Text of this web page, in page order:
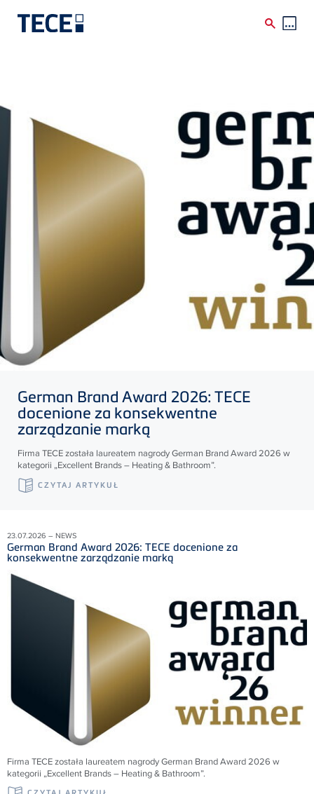
German Brand Award 2026: TECE
docenione za konsekwentne
zarządzanie marką
Firma TECEzostała laureatem nagrody German Brand Award 2026 w
kategorii „Excellent Brands – Heating & Bathroom”.
CZYTAJ ARTYKUŁ
23.07.2026 – NEWS
German Brand Award 2026: TECE docenione za
konsekwentne zarządzanie marką
Firma TECE została laureatem nagrody German Brand Award 2026 w
kategorii „Excellent Brands – Heating & Bathroom”.